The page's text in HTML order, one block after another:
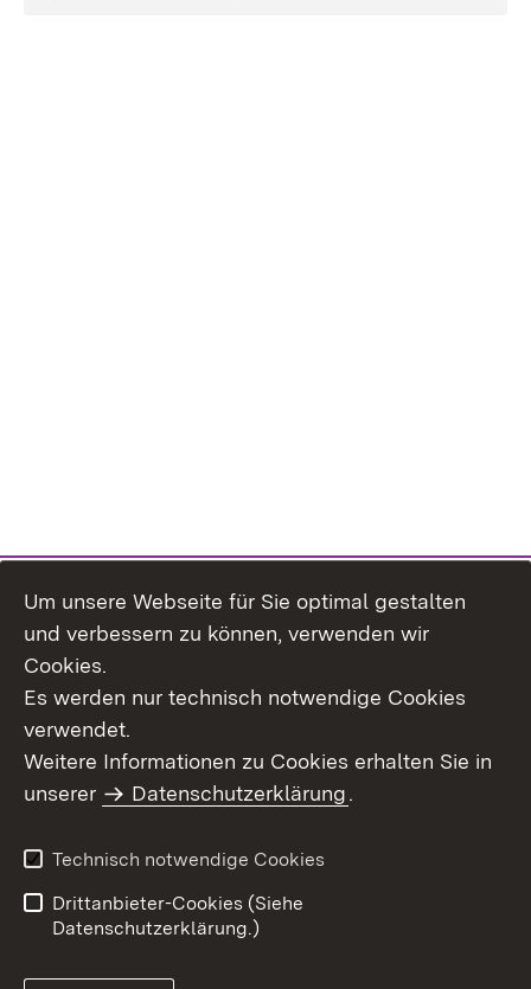
Themenübersicht
Barrierefreiheit
Um unsere Webseite für Sie optimal gestalten
und verbessern zu können, verwenden wir
Cookies.
Es werden nur technisch notwendige Cookies
verwendet.
Weitere Informationen zu Cookies erhalten Sie in
unserer
Datenschutzerklärung.
Technisch notwendige Cookies
Drittanbieter-Cookies (Siehe
Datenschutzerklärung.)